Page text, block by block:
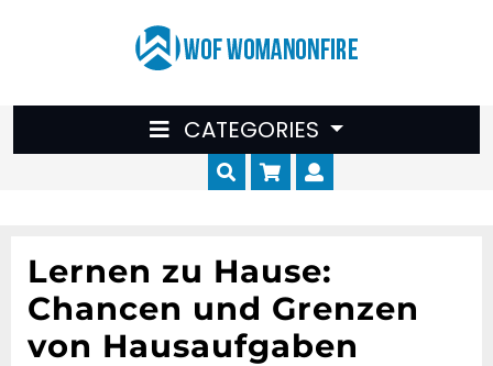
CATEGORIES
Cart
Lernen zu Hause:
Chancen und Grenzen
von Hausaufgaben